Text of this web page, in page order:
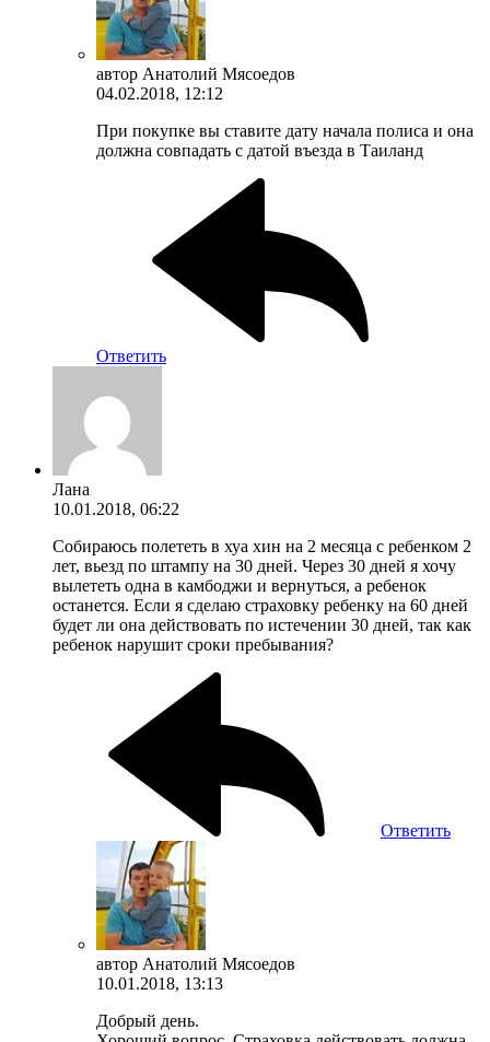
автор Анатолий Мясоедов
04.02.2018, 12:12
При покупке вы ставите дату начала полиса и она
должна совпадать с датой въезда в Таиланд
Ответить
Лана
10.01.2018, 06:22
Собираюсь полететь в хуа хин на 2 месяца с ребенком 2
лет, вьезд по штампу на 30 дней. Через 30 дней я хочу
вылететь одна в камбоджи и вернуться, а ребенок
останется. Если я сделаю страховку ребенку на 60 дней
будет ли она действовать по истечении 30 дней, так как
ребенок нарушит сроки пребывания?
Ответить
автор Анатолий Мясоедов
10.01.2018, 13:13
Добрый день.